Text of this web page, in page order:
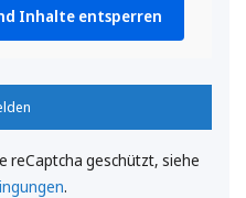
Inhalte entsperren
reCaptcha geschützt, siehe
.